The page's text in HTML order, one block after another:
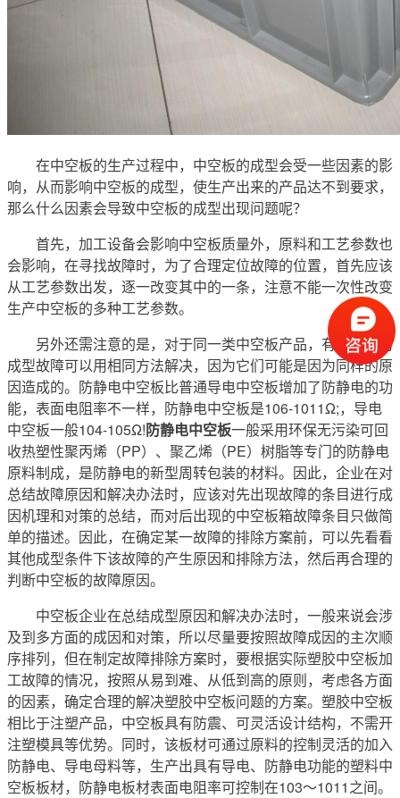
在中空板的生产过程中，中空板的成型会受一些因素的影
响，从而影响中空板的成型，使生产出来的产品达不到要求，
那么什么因素会导致中空板的成型出现问题呢？
首先，加工设备会影响中空板质量外，原料和工艺参数也
会影响，在寻找故障时，为了合理定位故障的位置，首先应该
从工艺参数出发，逐一改变其中的一条，注意不能一次性改变
生产中空板的多种工艺参数。
另外还需注意的是，对于同一类中空板产品，有时不同的
成型故障可以用相同方法解决，因为它们可能是因为同样的原
因造成的。防静电中空板比普通导电中空板增加了防静电的功
能，表面电阻率不一样，防静电中空板是106-1011Ω;，导电
中空板一般104-105Ω!防静电中空板一般采用环保无污染可回
收热塑性聚丙烯（PP）、聚乙烯（PE）树脂等专门的防静电
原料制成，是防静电的新型周转包装的材料。因此，企业在对
总结故障原因和解决办法时，应该对先出现故障的条目进行成
因机理和对策的总结，而对后出现的中空板箱故障条目只做简
单的描述。因此，在确定某一故障的排除方案前，可以先看看
其他成型条件下该故障的产生原因和排除方法，然后再合理的
判断中空板的故障原因。
中空板企业在总结成型原因和解决办法时，一般来说会涉
及到多方面的成因和对策，所以尽量要按照故障成因的主次顺
序排列，但在制定故障排除方案时，要根据实际塑胶中空板加
工故障的情况，按照从易到难、从低到高的原则，考虑各方面
的因素，确定合理的解决塑胶中空板问题的方案。塑胶中空板
相比于注塑产品，中空板具有防震、可灵活设计结构，不需开
注塑模具等优势。同时，该板材可通过原料的控制灵活的加入
防静电、导电母料等，生产出具有导电、防静电功能的塑料中
空板板材，防静电板材表面电阻率可控制在103～1011之间。